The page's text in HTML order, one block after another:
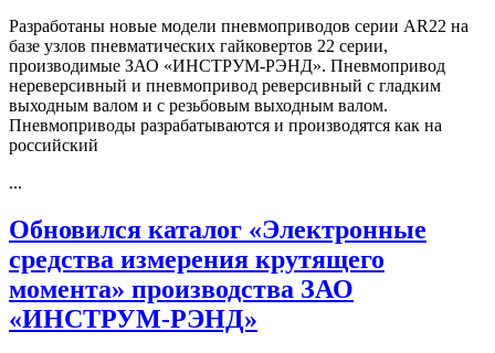
Разработаны новые модели пневмоприводов серии AR22 на
базе узлов пневматических гайковертов 22 серии,
производимые ЗАО «ИНСТРУМ-РЭНД». Пневмопривод
нереверсивный и пневмопривод реверсивный с гладким
выходным валом и с резьбовым выходным валом.
Пневмоприводы разрабатываются и производятся как на
российский
...
Обновился каталог «Электронные
средства измерения крутящего
момента» производства ЗАО
«ИНСТРУМ-РЭНД»